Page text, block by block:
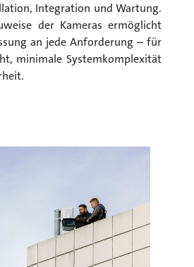
Integration und Wartung.
der Kameras ermöglicht
an jede Anforderung – für
minimale Systemkomplexität